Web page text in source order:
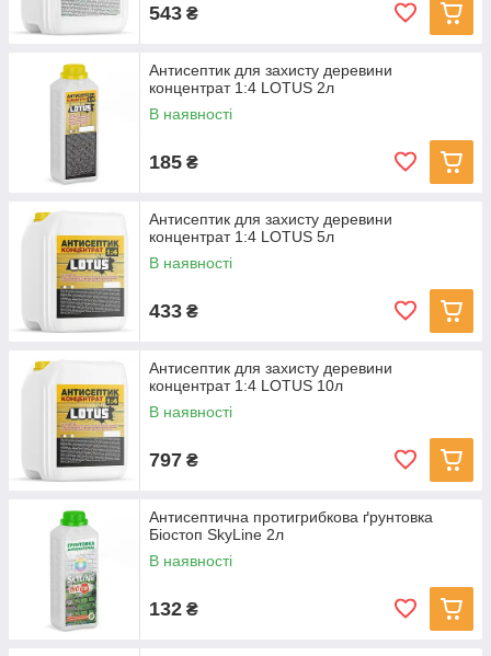
543 ₴
Антисептик для захисту деревини
концентрат 1:4 LOTUS 2л
В наявності
185 ₴
Антисептик для захисту деревини
концентрат 1:4 LOTUS 5л
В наявності
433 ₴
Антисептик для захисту деревини
концентрат 1:4 LOTUS 10л
В наявності
797 ₴
Антисептична протигрибкова ґрунтовка
Біостоп SkyLine 2л
В наявності
132 ₴